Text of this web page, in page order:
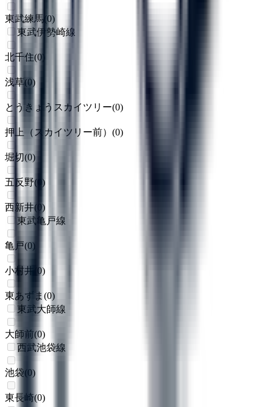
東武練馬(0)
東武伊勢崎線
北千住(0
浅草(0)
とうきょうスカイツリー(0)
押上（スカイツリー前） (0)
堀切(0)
五反野( )
西新井( 0)
東武亀戸線
亀戸(0)
小村井 0)
東あずま (0)
東武大師線
大師前(0)
西武池袋線
池袋(0)
東長崎(0)